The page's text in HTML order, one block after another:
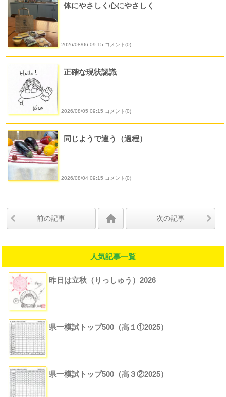
体にやさしく心にやさしく
2026/08/06 09:15 コメント(0)
正確な現状認識
2026/08/05 09:15 コメント(0)
同じようで違う（過程）
2026/08/04 09:15 コメント(0)
前の記事 次の記事
人気記事一覧
昨日は立秋（りっしゅう）2026
県一模試トップ500（高１①2025）
県一模試トップ500（高３②2025）